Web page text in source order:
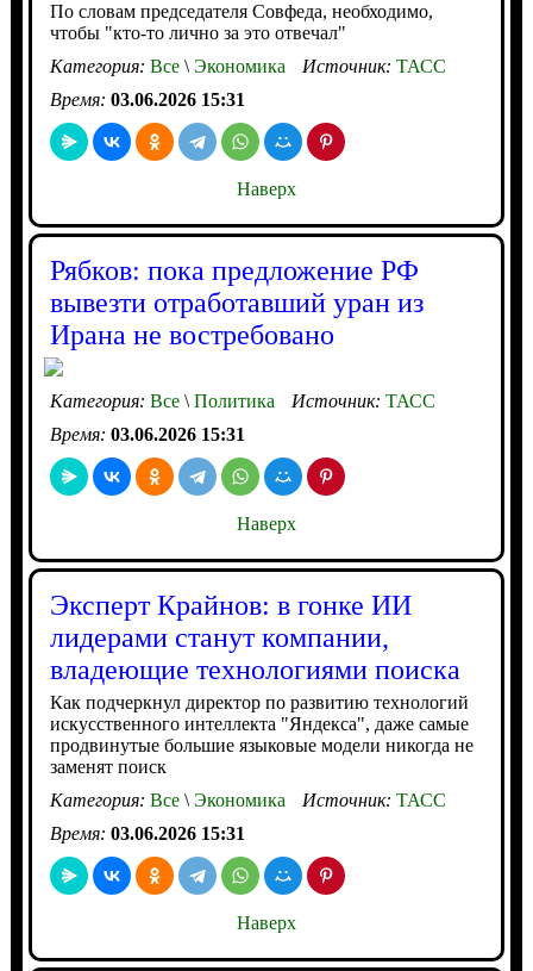
По словам председателя Совфеда, необходимо,
чтобы "кто-то лично за это отвечал"
Категория: Все\Экономика Источник: ТАСС
Время: 03.06.2026 15:31
Наверх
Рябков: пока предложение РФ
вывезти отработавший уран из
Ирана не востребовано
Категория: Все\Политика Источник: ТАСС
Время: 03.06.2026 15:31
Наверх
Эксперт Крайнов: в гонке ИИ
лидерами станут компании,
владеющие технологиями поиска
Как подчеркнул директор по развитию технологий
искусственного интеллекта "Яндекса", даже самые
продвинутые большие языковые модели никогда не
заменят поиск
Категория: Все\Экономика Источник: ТАСС
Время: 03.06.2026 15:31
Наверх